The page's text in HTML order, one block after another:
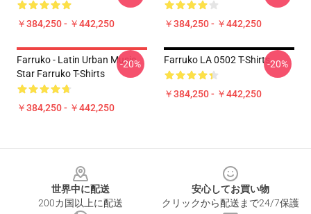
￥384,250 - ￥442,250 ￥384,250 - ￥442,250
Farruko - Latin Urban Music
Star Farruko T-Shirts
￥384,250 - ￥442,250
-20% Farruko LA 0502 T-Shirts
￥384,250 - ￥442,250
-20%
世界中に配送
200カ国以上に配送
安心してお買い物
クリックから配送まで24/7保護